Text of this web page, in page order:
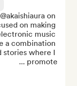
on
on making
music
a combination
stories where I
promote ...